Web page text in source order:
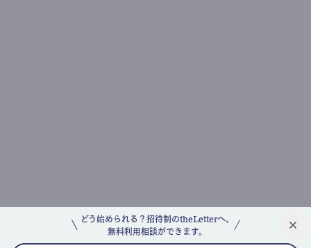
どう始められる？招待制のtheLetterへ、
無料利用相談ができます。